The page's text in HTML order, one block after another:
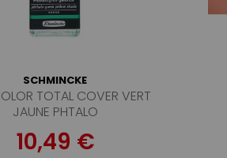
SCHMINCKE
TOTAL COVER VERT
JAUNE PHTALO
10,49 €